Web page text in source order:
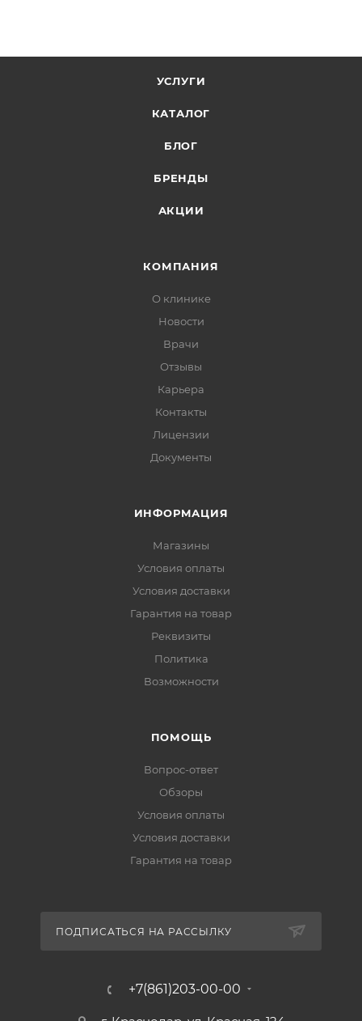
УСЛУГИ
КАТАЛОГ
БЛОГ
БРЕНДЫ
АКЦИИ
КОМПАНИЯ
О клинике
Новости
Врачи
Отзывы
Карьера
Контакты
Лицензии
Документы
ИНФОРМАЦИЯ
Магазины
Условия оплаты
Условия доставки
Гарантия на товар
Реквизиты
Политика
Возможности
ПОМОЩЬ
Вопрос-ответ
Обзоры
Условия оплаты
Условия доставки
Гарантия на товар
ПОДПИСАТЬСЯ НА РАССЫЛКУ
+7(861)203-00-00